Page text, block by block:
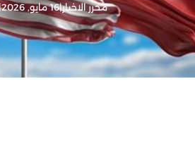
محرر الاخبار|16 مايو, 2026